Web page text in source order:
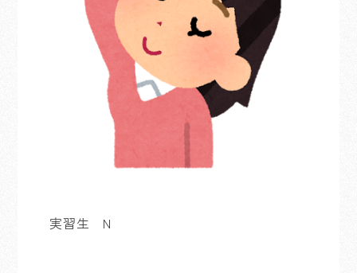
実習生 N